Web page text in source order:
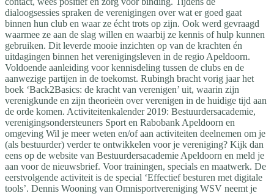
dialoogsessies spraken de verenigingen over wat er goed gaat
binnen hun club en waar ze écht trots op zijn. Ook werd gevraagd
waarmee ze aan de slag willen en waarbij ze kennis of hulp kunnen
gebruiken. Dit leverde mooie inzichten op van de krachten én
uitdagingen binnen het verenigingsleven in de regio Apeldoorn.
Voldoende aanleiding voor kennisdeling tussen de clubs en de
aanwezige partijen in de toekomst. Rubingh bracht vorig jaar het
boek ‘Back2Basics: de kracht van verenigen’ uit, waarin zijn
verenigkunde en zijn theorieën over verenigen in de huidige tijd aan
de orde komen. Activiteitenkalender 2019: Bestuurdersacademie,
verenigingsondersteuners Sport en Rabobank Apeldoorn en
omgeving Wil je meer weten en/of aan activiteiten deelnemen om je
(als bestuurder) verder te ontwikkelen voor je vereniging? Kijk dan
eens op de website van Bestuurdersacademie Apeldoorn en meld je
aan voor de nieuwsbrief. Voor trainingen, specials en maatwerk. De
eerstvolgende activiteit is de special ‘Effectief besturen met digitale
tools’. Dennis Wooning van Omnisportvereniging WSV neemt je